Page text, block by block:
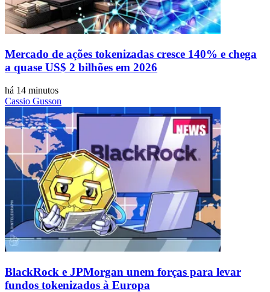
Mercado de ações tokenizadas cresce 140% e chega
a quase US$ 2 bilhões em 2026
há 14 minutos
Cassio Gusson
BlackRock e JPMorgan unem forças para levar
fundos tokenizados à Europa